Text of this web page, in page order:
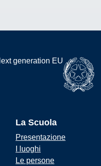
La Scuola
Presentazione
I luoghi
Le persone